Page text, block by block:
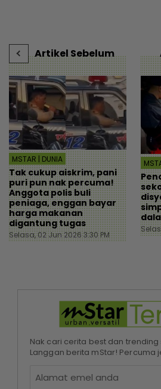
Artikel Sebelum
MSTAR | DUNIA
Tak cukup aiskrim, pani
puri pun nak percuma!
Anggota polis buli
peniaga, enggan bayar
harga makanan
digantung tugas
Selasa, 02 Jun 2026 3:30 PM
Nak cari cerita best dan
Langgan berita mStar! Percuma